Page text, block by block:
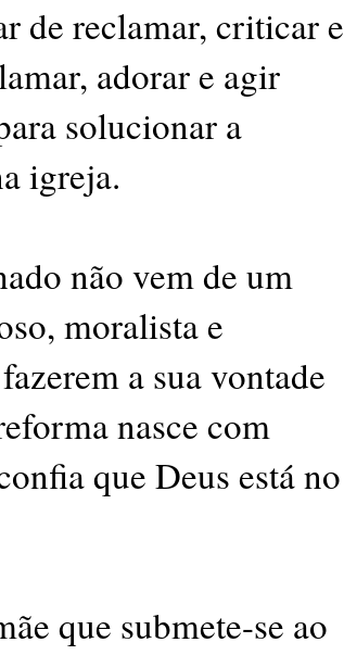
de reclamar, criticar e
adorar e agir
solucionar a
igreja.
não vem de um
moralista e
a sua vontade
nasce com
que Deus está no
que submete-se ao